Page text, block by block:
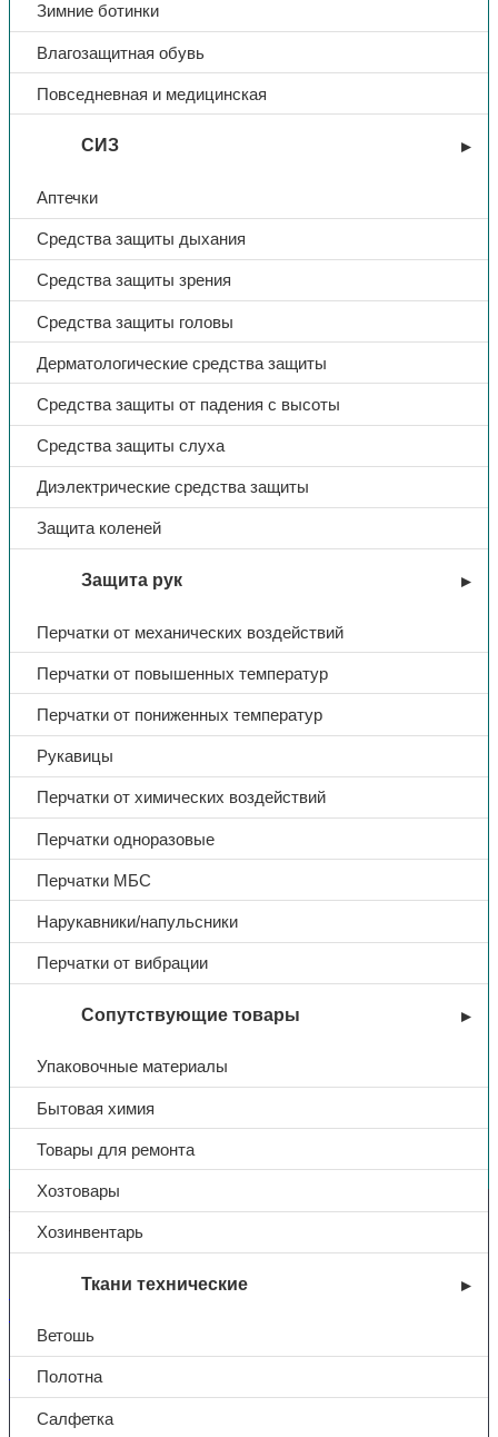
Зимние ботинки
Влагозащитная обувь
Повседневная и медицинская
СИЗ
Аптечки
Средства защиты дыхания
Средства защиты зрения
Средства защиты головы
Дерматологические средства защиты
Средства защиты от падения с высоты
Средства защиты слуха
Диэлектрические средства защиты
Защита коленей
Защита рук
Перчатки от механических воздействий
Перчатки от повышенных температур
Перчатки от пониженных температур
Рукавицы
Перчатки от химических воздействий
Перчатки одноразовые
Перчатки МБС
Нарукавники/напульсники
Перчатки от вибрации
Сопутствующие товары
Упаковочные материалы
Бытовая химия
Товары для ремонта
Хозтовары
Хозинвентарь
Ткани технические
Ветошь
Полотна
Салфетка
Вы недавно смотрели
Контакты
+7 (831) 214-01-31
101@adk52.ru